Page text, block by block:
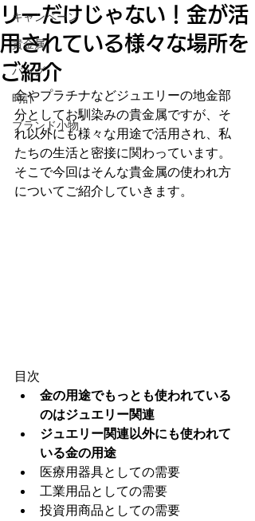
キャンペーン
貴金属
バッグ
時計
ブランド小物
リーだけじゃない！金が活
用されている様々な場所を
ご紹介
金やプラチナなどジュエリーの地金部
分としてお馴染みの貴金属ですが、そ
れ以外にも様々な用途で活用され、私
たちの生活と密接に関わっています。
そこで今回はそんな貴金属の使われ方
についてご紹介していきます。
目次
金の用途でもっとも使われている
のはジュエリー関連
ジュエリー関連以外にも使われて
いる金の用途
医療用器具としての需要
工業用品としての需要
投資用商品としての需要